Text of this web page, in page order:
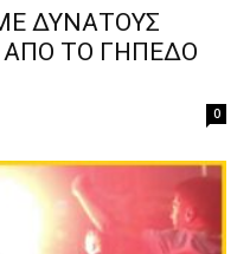
ΔΥΝΑΤΟΥΣ
ΑΠΟ ΤΟ ΓΗΠΕΔΟ
0